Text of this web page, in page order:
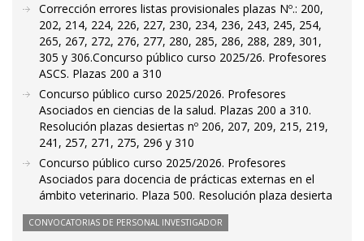
Corrección errores listas provisionales plazas Nº.: 200,
202, 214, 224, 226, 227, 230, 234, 236, 243, 245, 254,
265, 267, 272, 276, 277, 280, 285, 286, 288, 289, 301,
305 y 306.Concurso público curso 2025/26. Profesores
ASCS. Plazas 200 a 310
Concurso público curso 2025/2026. Profesores
Asociados en ciencias de la salud. Plazas 200 a 310.
Resolución plazas desiertas nº 206, 207, 209, 215, 219,
241, 257, 271, 275, 296 y 310
Concurso público curso 2025/2026. Profesores
Asociados para docencia de prácticas externas en el
ámbito veterinario. Plaza 500. Resolución plaza desierta
CONVOCATORIAS DE PERSONAL INVESTIGADOR